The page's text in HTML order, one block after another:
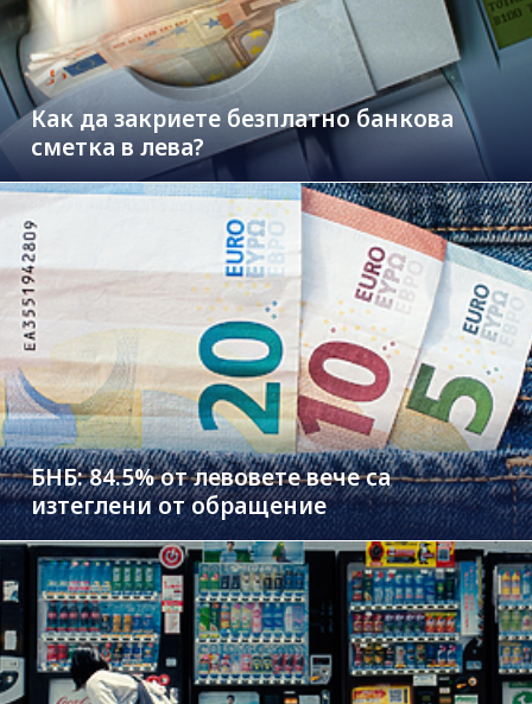
Как да закриете безплатно банкова
сметка в лева?
БНБ: 84.5% от левовете вече са
изтеглени от обращение